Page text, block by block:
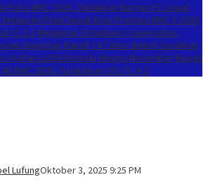
Putra BMC 2026, Taklukkan Banyan FC Lewat
ke Final Sepak Bola Prestasi BMC V 2026
FC 2-1 Mengenal Strawberry Generation,
Dianggap Rapuh 14 Cabor Belum Serahkan
Kaltara 2026 Ditunda Hingga NovemberBupati
BMC 2026, Tundukkan OTL FC 4-1
LufungOktober 3, 2025 9:25 PM